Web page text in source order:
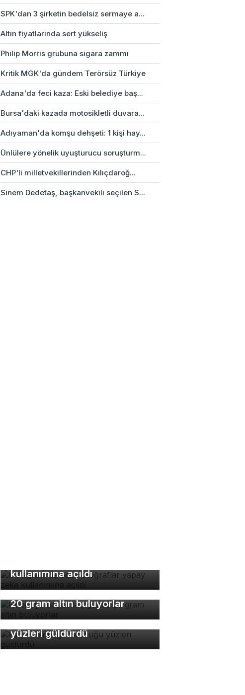
SPK'dan 3 şirketin bedelsiz sermaye a...
Altın fiyatlarında sert yükseliş
Philip Morris grubuna sigara zammı
Kritik MGK'da gündem Terörsüz Türkiye
Adana'da feci kaza: Eski belediye baş...
Bursa'daki kazada motosikletli duvara...
Adıyaman'da komşu dehşeti: 1 kişi hay...
Ünlülere yönelik uyuşturucu soruşturm...
CHP'li milletvekillerinden Kılıçdaroğ...
Sinem Dedetaş, başkanvekili seçilen S...
kullanımına açıldı
Hobi diye başladılar, günde
20 gram altın buluyorlar
Kedi ve köpeğin dostluğu
yüzleri güldürdü